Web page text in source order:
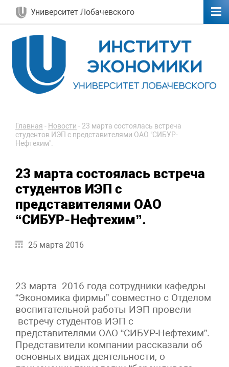
Университет Лобачевского
Главная - Новости - 23 марта состоялась встреча
студентов ИЭП с представителями ОАО "СИБУР-
Нефтехим".
23 марта состоялась встреча
студентов ИЭП с
представителями ОАО
“СИБУР-Нефтехим”.
25 марта 2016
23 марта 2016 года сотрудники кафедры
“Экономика фирмы” совместно с Отделом
воспитательной работы ИЭП провели
встречу студентов ИЭП с
представителями ОАО “СИБУР-Нефтехим”.
Представители компании рассказали об
основных видах деятельности, о